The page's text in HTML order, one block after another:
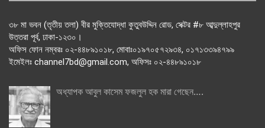
৩৮ মা ভবন (তৃতীয় তলা) বীর মুক্তিযোদ্ধা কুতুবউদ্দিন রোড, সেক্টর #৮ আব্দুল্লাহপুর
উত্তরা পূর্ব, ঢাকা-১২৩০।
অফিস ফোন নম্বরঃ ০২-৪৪৮৯১০১৮, মোবাঃ০১৯৭০৫৭২৯৩৪, ০১৭১৩৩৯৪৭৯৯
ইমেইলঃ channel7bd@gmail.com, অফিসঃ ০২-৪৪৮৯১০১৮
অধ্যাপক আবুল কাসেম ফজলুল হক মারা গেছেন….